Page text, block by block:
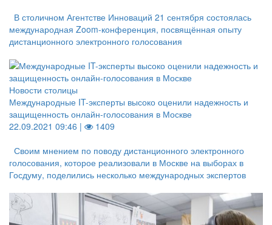
В столичном Агентстве Инноваций 21 сентября состоялась
международная Zoom-конференция, посвящённая опыту
дистанционного электронного голосования
Новости столицы
Международные IT-эксперты высоко оценили надежность и
защищенность онлайн-голосования в Москве
22.09.2021 09:46 |
1409
Своим мнением по поводу дистанционного электронного
голосования, которое реализовали в Москве на выборах в
Госдуму, поделились несколько международных экспертов